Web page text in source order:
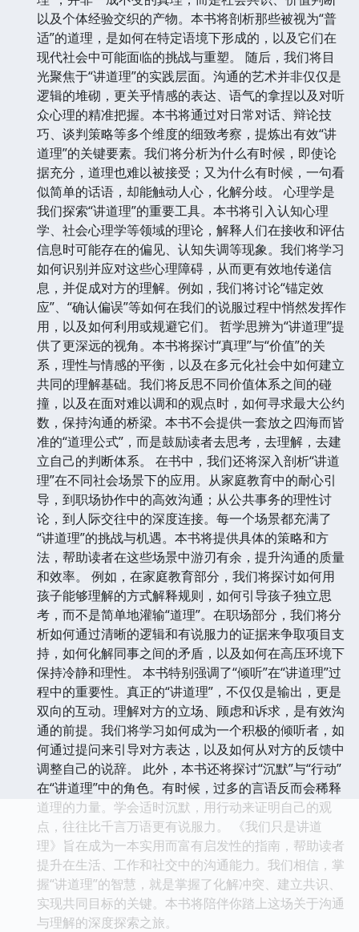
以及个体经验交织的产物。本书将剖析那些被视为“普
适”的道理，是如何在特定语境下形成的，以及它们在
现代社会中可能面临的挑战与重塑。 随后，我们将目
光聚焦于“讲道理”的实践层面。沟通的艺术并非仅仅是
逻辑的堆砌，更关乎情感的表达、语气的拿捏以及对听
众心理的精准把握。本书将通过对日常对话、辩论技
巧、谈判策略等多个维度的细致考察，提炼出有效“讲
道理”的关键要素。我们将分析为什么有时候，即使论
据充分，道理也难以被接受；又为什么有时候，一句看
似简单的话语，却能触动人心，化解分歧。 心理学是
我们探索“讲道理”的重要工具。本书将引入认知心理
学、社会心理学等领域的理论，解释人们在接收和评估
信息时可能存在的偏见、认知失调等现象。我们将学习
如何识别并应对这些心理障碍，从而更有效地传递信
息，并促成对方的理解。例如，我们将讨论“锚定效
应”、“确认偏误”等如何在我们的说服过程中悄然发挥作
用，以及如何利用或规避它们。 哲学思辨为“讲道理”提
供了更深远的视角。本书将探讨“真理”与“价值”的关
系，理性与情感的平衡，以及在多元化社会中如何建立
共同的理解基础。我们将反思不同价值体系之间的碰
撞，以及在面对难以调和的观点时，如何寻求最大公约
数，保持沟通的桥梁。本书不会提供一套放之四海而皆
准的“道理公式”，而是鼓励读者去思考，去理解，去建
立自己的判断体系。 在书中，我们还将深入剖析“讲道
理”在不同社会场景下的应用。从家庭教育中的耐心引
导，到职场协作中的高效沟通；从公共事务的理性讨
论，到人际交往中的深度连接。每一个场景都充满了
“讲道理”的挑战与机遇。本书将提供具体的策略和方
法，帮助读者在这些场景中游刃有余，提升沟通的质量
和效率。 例如，在家庭教育部分，我们将探讨如何用
孩子能够理解的方式解释规则，如何引导孩子独立思
考，而不是简单地灌输“道理”。在职场部分，我们将分
析如何通过清晰的逻辑和有说服力的证据来争取项目支
持，如何化解同事之间的矛盾，以及如何在高压环境下
保持冷静和理性。 本书特别强调了“倾听”在“讲道理”过
程中的重要性。真正的“讲道理”，不仅仅是输出，更是
双向的互动。理解对方的立场、顾虑和诉求，是有效沟
通的前提。我们将学习如何成为一个积极的倾听者，如
何通过提问来引导对方表达，以及如何从对方的反馈中
调整自己的说辞。 此外，本书还将探讨“沉默”与“行动”
在“讲道理”中的角色。有时候，过多的言语反而会稀释
道理的力量。学会适时沉默，用行动来证明自己的观
点，往往比千言万语更有说服力。 《我们只是讲道
理》旨在成为一本实用而富有启发性的指南，帮助读者
提升在生活、工作和社交中的沟通能力。我们相信，掌
握“讲道理”的智慧，就是掌握了化解冲突、建立共识、
实现共同目标的关键。本书将陪伴你踏上这场关于沟通
与理解的深度探索之旅。